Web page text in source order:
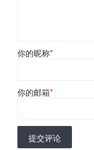
你的昵称*
你的邮箱*
提交评论